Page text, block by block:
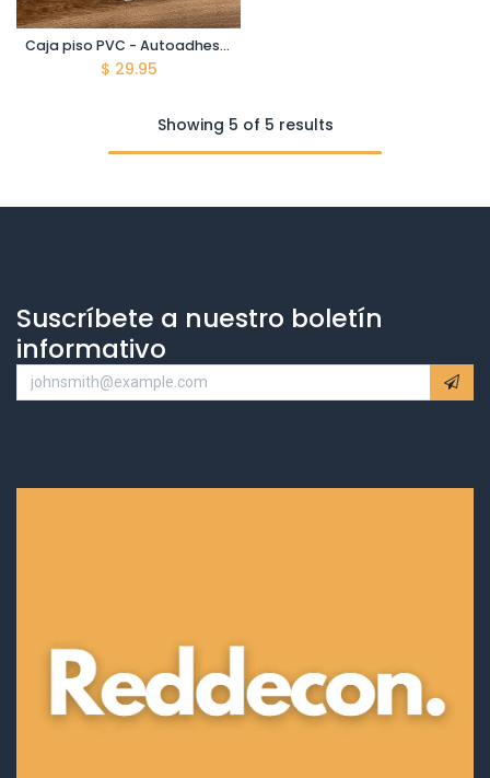
Caja piso PVC - Autoadhesivo - EB-05 - Ebano Elegante - Caja 5 m2 - 36 láminas por caja - 152*914*2 mm
$ 29.95
Showing 5 of 5 results
Suscríbete a nuestro boletín
informativo